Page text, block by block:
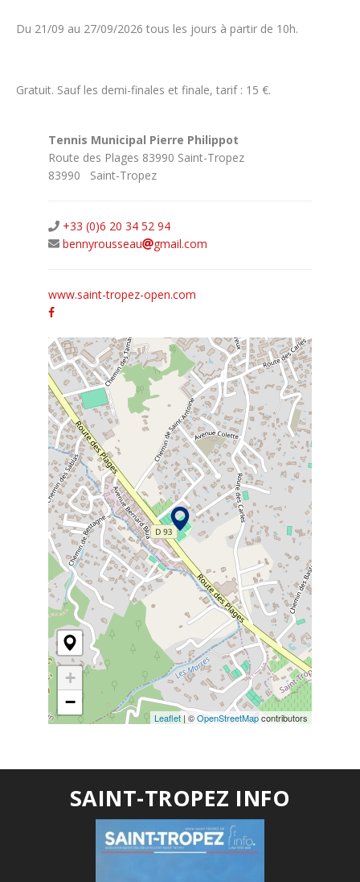
Du 21/09 au 27/09/2026 tous les jours à partir de 10h.
Gratuit. Sauf les demi-finales et finale, tarif : 15 €.
Tennis Municipal Pierre Philippot
Route des Plages 83990 Saint-Tropez
83990
Saint-Tropez
+33 (0)6 20 34 52 94
bennyrousseau
gmail.com
www.saint-tropez-open.com
+
−
Leaflet | ©OpenStreetMapcontributors
SAINT-TROPEZ INFO